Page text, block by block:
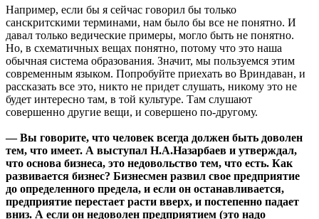
Например, если бы я сейчас говорил бы только
санскритскими терминами, нам было бы все не понятно. И
давал только ведические примеры, могло быть не понятно.
Но, в схематичных вещах понятно, потому что это наша
обычная система образования. Значит, мы пользуемся этим
современным языком. Попробуйте приехать во Вриндаван, и
рассказать все это, никто не придет слушать, никому это не
будет интересно там, в той культуре. Там слушают
совершенно другие вещи, и совершено по-другому.
— Вы говорите, что человек всегда должен быть доволен
тем, что имеет. А выступал Н.А.Назарбаев и утверждал,
что основа бизнеса, это недовольство тем, что есть. Как
развивается бизнес? Бизнесмен развил свое предприятие
до определенного предела, и если он останавливается,
предприятие перестает расти вверх, и постепенно падает
вниз. А если он недоволен предприятием (это надо